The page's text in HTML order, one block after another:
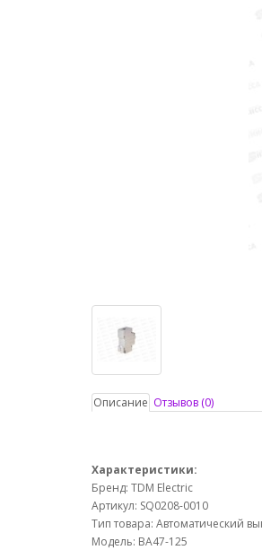
Описание Отзывов (0)
Характеристики:
Бренд: TDM Electric
Артикул: SQ0208-0010
Тип товара: Автоматический
Модель: ВА47-125